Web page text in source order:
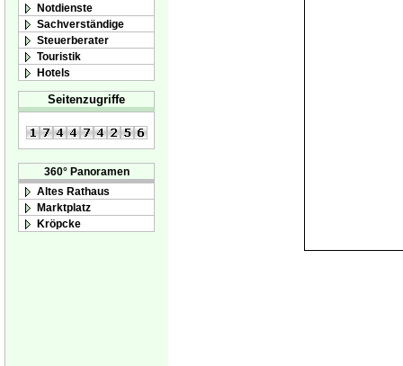
Notdienste
Sachverständige
Steuerberater
Touristik
Hotels
Seitenzugriffe
360° Panoramen
Altes Rathaus
Marktplatz
Kröpcke